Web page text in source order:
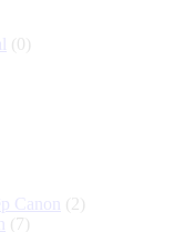
(0)
Canon
(2)
(7)